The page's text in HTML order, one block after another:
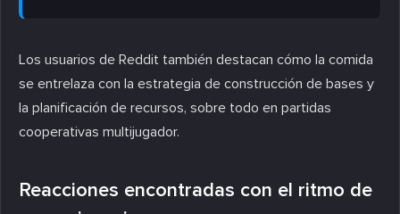
Los usuarios de Reddit también destacan cómo la comida
se entrelaza con la estrategia de construcción de bases y
la planificación de recursos, sobre todo en partidas
cooperativas multijugador.
Reacciones encontradas con el ritmo de